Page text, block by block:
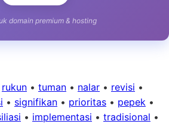
domain premium & hosting
rukun • tuman • nalar • revisi •
• signifikan • prioritas • pepek •
• implementasi • tradisional •